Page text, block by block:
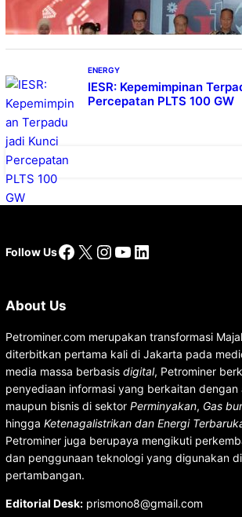
ENERGY
IESR: Kepemimpinan
Percepatan PLTS 100 GW
Follow UsFacebook
X Instagram
YouTube
LinkedIn
About Us
Petrominer.com merupakan transformasi
diterbitkan pertama kali di Jakarta pada
media massa berbasis digital, Petrominer
penyediaan informasi yang berkaitan dengan
maupun bisnis di sektor Perminyakan, Gas
hingga Ketenagalistrikan dan Energi
Petrominer juga berupaya mengikuti
dan penggunaan teknologi yang digunakan
pertambangan.
Editorial Desk:prismono8@gmail.com